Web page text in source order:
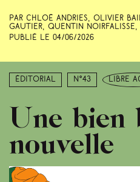
Par Chloé Andries, Olivier
Gautier, Quentin Noirfalisse,
Publié le 04/06/2026
Éditorial N°43 libre
Une bien
nouvelle